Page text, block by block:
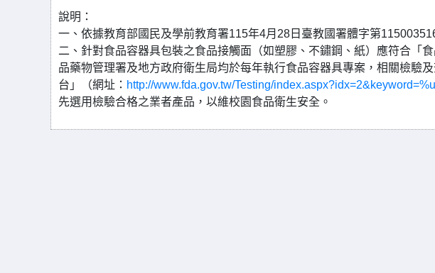
說明：
一、依據教育部國民及學前教育署115年4月28日臺教國署體字第
二、針對食品容器具包裝之食品接觸面（如塑膠、不鏽鋼、紙）應符合「
品藥物管理署及地方政府衛生局均於每年執行食品容器具專案，相關檢驗
台」（網址： http://www.fda.gov.tw/Testing/
先選用檢驗合格之業者產品，以維校園食品衛生安全。